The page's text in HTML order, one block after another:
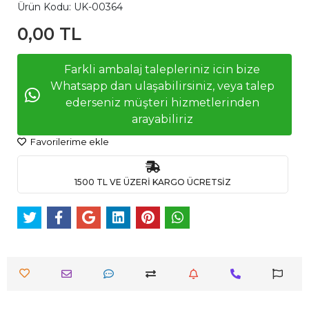
Ürün Kodu: UK-00364
0,00 TL
Farkli ambalaj talepleriniz icin bize
Whatsapp dan ulaşabilirsiniz, veya talep
ederseniz müşteri hizmetlerinden
arayabiliriz
Favorilerime ekle
1500 TL VE ÜZERİ KARGO ÜCRETSİZ